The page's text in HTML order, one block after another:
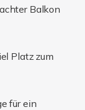
Balkon
Platz zum
für ein